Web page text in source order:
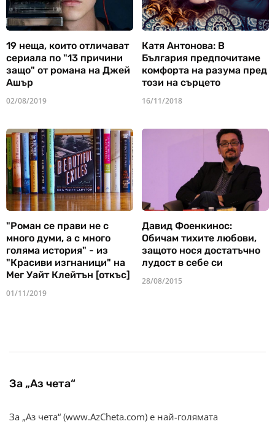
19 неща, които отличават
сериала по "13 причини
защо" от романа на Джей
Ашър
02/08/2019
Катя Антонова: В
България предпочитаме
комфорта на разума пред
този на сърцето
16/11/2018
"Роман се прави не с
много думи, а с много
голяма история" - из
"Красиви изгнаници" на
Мег Уайт Клейтън [откъс]
01/11/2019
Давид Фоенкинос:
Обичам тихите любови,
защото нося достатъчно
лудост в себе си
28/08/2015
За „Аз чета“
За „Аз чета“ (www.AzCheta.com) е най-голямата